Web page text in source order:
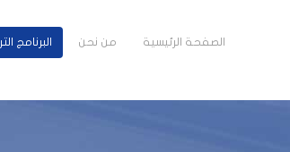
الصفحة الرئيسية من نحن البرنامج